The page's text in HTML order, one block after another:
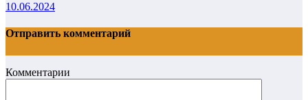
10.06.2024
Отправить комментарий
Комментарии